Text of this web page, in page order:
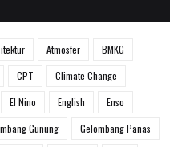
Atmosfer
BMKG
CPT
Climate Change
El Nino English
Enso
Gunung
Gelombang Panas